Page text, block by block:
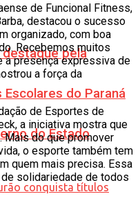
pela
do Paraná
do Estado
de Funcional Fitness,
destacou o sucesso
organizado, com boa
Recebemos muitos
presença expressiva de
a força da
de Esportes de
a iniciativa mostra que
Mais do que promover
o esporte também tem
quem mais precisa. Essa
solidariedade de todos